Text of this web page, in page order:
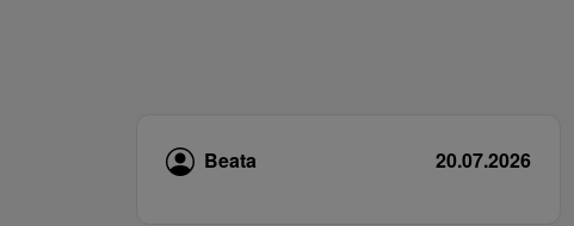
Beata 20.07.2026